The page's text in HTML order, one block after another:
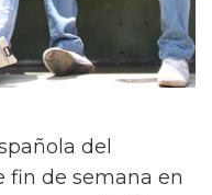
del
fin de semana en